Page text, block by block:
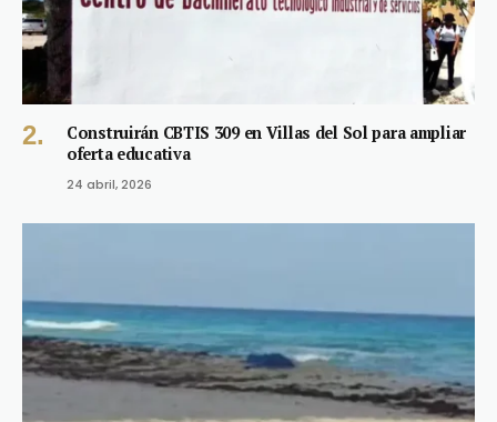
Construirán CBTIS 309 en Villas del Sol para ampliar
oferta educativa
24 abril, 2026